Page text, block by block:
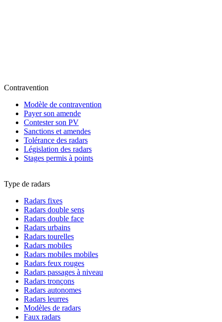
Contravention
Modèle de contravention
Payer son amende
Contester son PV
Sanctions et amendes
Tolérance des radars
Législation des radars
Stages permis à points
Type de radars
Radars fixes
Radars double sens
Radars double face
Radars urbains
Radars tourelles
Radars mobiles
Radars mobiles mobiles
Radars feux rouges
Radars passages à niveau
Radars tronçons
Radars autonomes
Radars leurres
Modèles de radars
Faux radars